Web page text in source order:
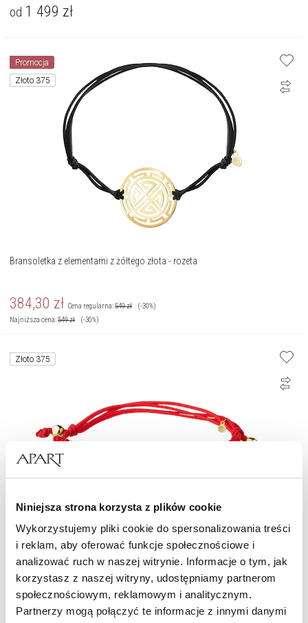
Niniejsza strona korzysta z plików cookie
Wykorzystujemy pliki cookie do spersonalizowania treści
i reklam, aby oferować funkcje społecznościowe i
analizować ruch w naszej witrynie. Informacje o tym, jak
korzystasz z naszej witryny, udostępniamy partnerom
społecznościowym, reklamowym i analitycznym.
Partnerzy mogą połączyć te informacje z innymi danymi
od 1 499 zł
Promocja
Złoto 375
Bransoletka z elementami z żółtego złota - rozeta
384,30 zł Cena regularna:549zł
(-30%)
Najniższa cena:549zł (-30%)
Złoto 375
Bransoletka z elementami z żółtego złota - rozeta, motyle
449 zł